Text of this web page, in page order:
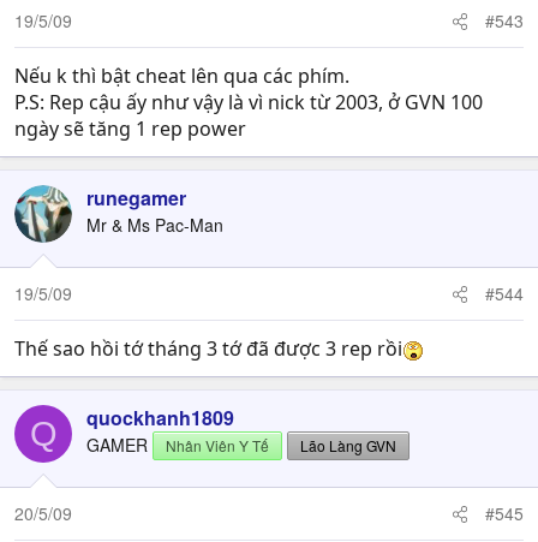
19/5/09 #543
Nếu k thì bật cheat lên qua các phím.
P.S: Rep cậu ấy như vậy là vì nick từ 2003, ở GVN 100
ngày sẽ tăng 1 rep power
runegamer
Mr & Ms Pac-Man
19/5/09 #544
Thế sao hồi tớ tháng 3 tớ đã được 3 rep rồi
Q quockhanh1809
GAMER Nhân Viên Y Tế Lão Làng GVN
20/5/09 #545